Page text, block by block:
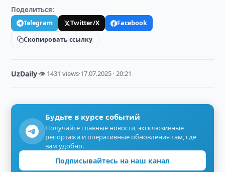
Поделиться:
Telegram Twitter/X
Facebook
Скопировать ссылку
UzDaily·👁 1431 views·17.07.2025 · 20:21
Будьте в курсе событий
Получайте главные новости, эксклюзивные
репортажи и оперативные обновления там, где
вам удобно.
Подписывайтесь на наш канал